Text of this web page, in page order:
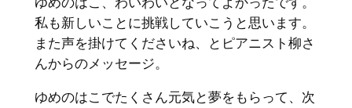
私も新しいことに挑戦していこうと思います。
また声を掛けてくださいね、とピアニスト柳さ
んからのメッセージ。
ゆめのはこでたくさん元気と夢をもらって、次